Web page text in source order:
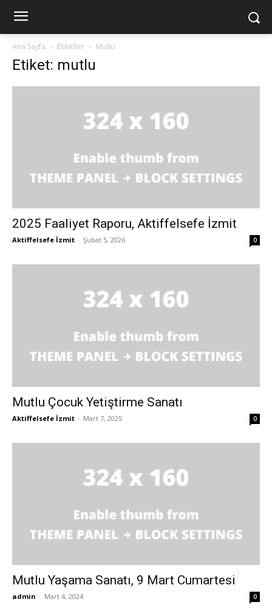
Ana Sayfa Etiketler Mutlu
Etiket: mutlu
2025 Faaliyet Raporu, Aktiffelsefe İzmit
Aktiffelsefe İzmit - Şubat 5, 2026 0
Mutlu Çocuk Yetiştirme Sanatı
Aktiffelsefe İzmit - Mart 7, 2025 0
Mutlu Yaşama Sanatı, 9 Mart Cumartesi
admin - Mart 4, 2024 0